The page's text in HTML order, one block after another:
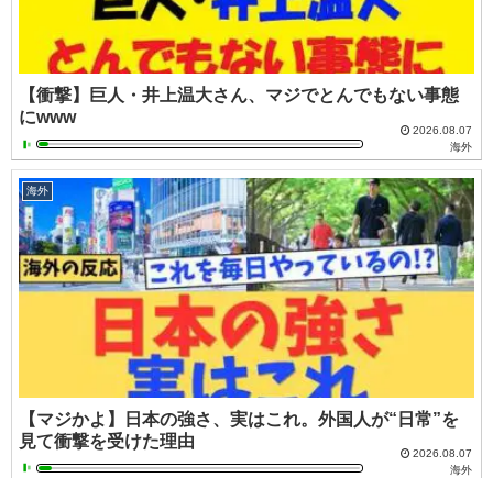
【衝撃】巨人・井上温大さん、マジでとんでもない事態
にwww
2026.08.07
海外
海外
【マジかよ】日本の強さ、実はこれ。外国人が“日常”を
見て衝撃を受けた理由
2026.08.07
海外